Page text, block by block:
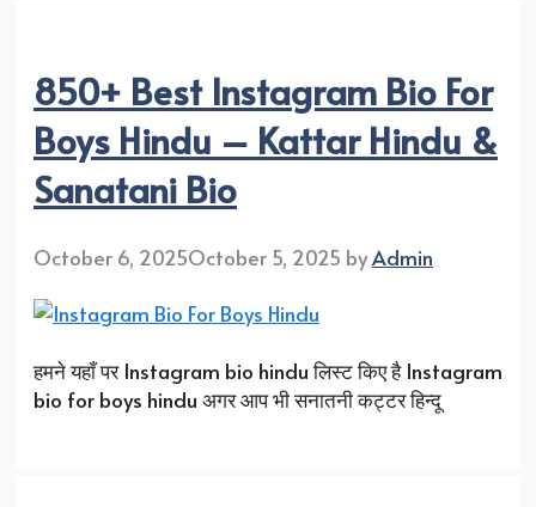
850+ Best Instagram Bio For
Boys Hindu – Kattar Hindu &
Sanatani Bio
October 6, 2025October 5, 2025 byAdmin
हमने यहाँ पर Instagram bio hindu लिस्ट किए है Instagram
bio for boys hindu अगर आप भी सनातनी कट्टर हिन्दू